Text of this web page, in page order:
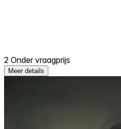
2 Onder vraagprijs
Meer details